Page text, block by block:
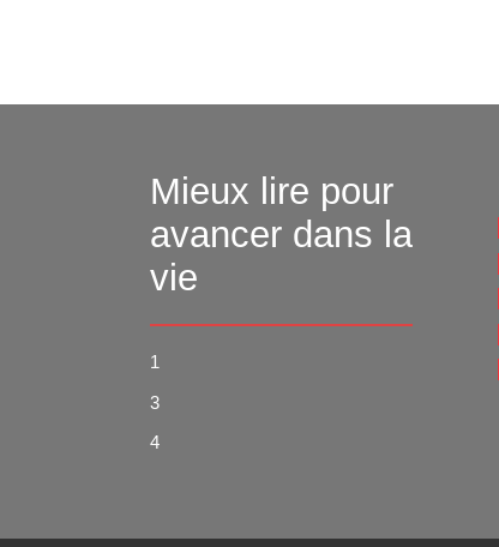
Mieux lire pour
avancer dans la
vie
1
3
4